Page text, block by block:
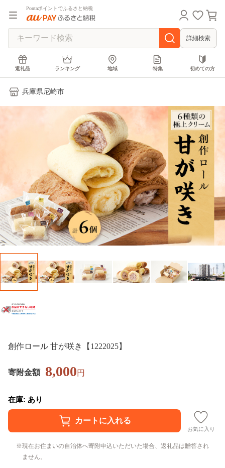
Pontaポイントでふるさと納税
詳細検索
返礼品 ランキング 地域 特集 初めての方
兵庫県尼崎市
創作ロール 甘が咲き【1222025】
寄附金額 8,000円
在庫: あり
お気に入り
現在お住まいの自治体へ寄附申込いただいた場合、返礼品は贈答され
ません。